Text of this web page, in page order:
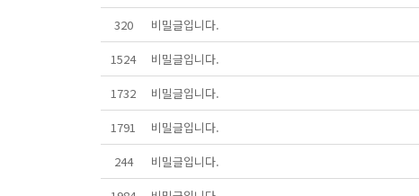
320
비밀글입니다.
1524
비밀글입니다.
1732
비밀글입니다.
1791
비밀글입니다.
244
비밀글입니다.